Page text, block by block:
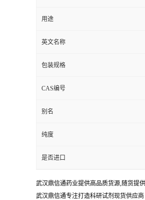
用途
英文名称
包装规格
CAS编号
别名
纯度
是否进口
武汉鼎信通药业提供高品质货源,随货提
武汉鼎信通专注打造科研试剂现货供应商